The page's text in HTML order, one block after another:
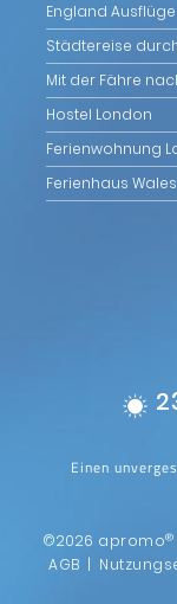
England
Städtereise
Mit der Fähre
Hostel London
Ferienwohnung
Ferienhaus Wales
Einen
©2026 apromo®
AGB |